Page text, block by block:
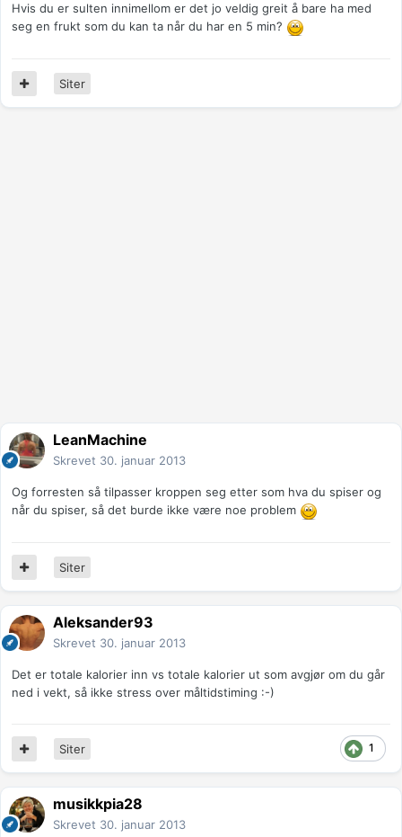
Hvis du er sulten innimellom er det jo veldig greit å bare ha med
seg en frukt som du kan ta når du har en 5 min?
Siter
LeanMachine
Skrevet 30. januar 2013
Og forresten så tilpasser kroppen seg etter som hva du spiser og
når du spiser, så det burde ikke være noe problem
Siter
Aleksander93
Skrevet 30. januar 2013
Det er totale kalorier inn vs totale kalorier ut som avgjør om du går
ned i vekt, så ikke stress over måltidstiming :-)
1
Siter
musikkpia28
Skrevet 30. januar 2013